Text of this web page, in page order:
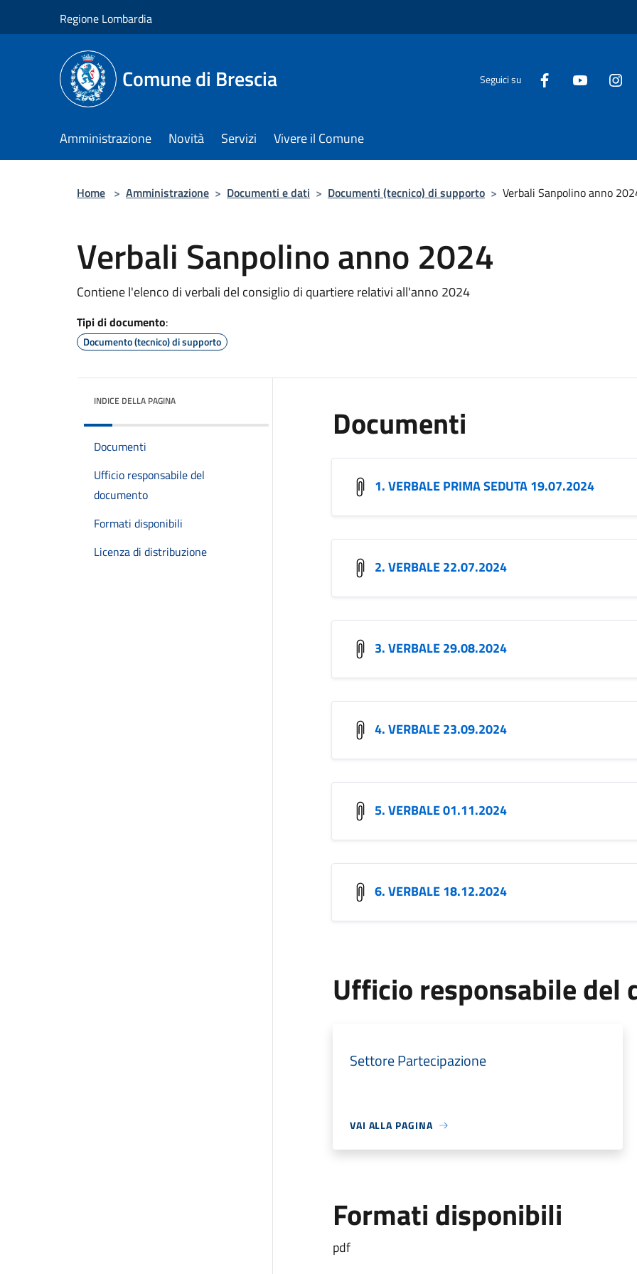
Regione Lombardia
Comune di Brescia Seguici su
Amministrazione Novità Servizi Vivere il Comune
Home > Amministrazione > Documenti e dati > Documenti (tecnico) di supporto > Verbali Sanpolino anno
Verbali Sanpolino anno 2024
Contiene l'elenco di verbali del consiglio di quartiere relativi all'anno 2024
Tipi di documento:
Documento (tecnico) di supporto
INDICE DELLA PAGINA
Documenti
Ufficio responsabile del
documento
Formati disponibili
Licenza di distribuzione
Documenti
1. VERBALE PRIMA SEDUTA 19.07.2024
2. VERBALE 22.07.2024
3. VERBALE 29.08.2024
4. VERBALE 23.09.2024
5. VERBALE 01.11.2024
6. VERBALE 18.12.2024
Ufficio responsabile del
Settore Partecipazione
VAI ALLA PAGINA
Formati disponibili
pdf